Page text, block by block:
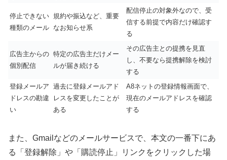
停止できない
種類のメール
規約や振込など、重要
なお知らせ系
配信停止の対象外なので、受
信する前提で内容だけ確認す
る
広告主からの
個別配信
特定の広告主だけメー
ルが届き続ける
その広告主との提携を見直
し、不要なら提携解除を検討
する
登録メールア
ドレスの勘違
い
過去に登録メールアド
レスを変更したことが
ある
A8ネットの登録情報画面で、
現在のメールアドレスを確認
する
また、Gmailなどのメールサービスで、本文の一番下にあ
る「登録解除」や「購読停止」リンクをクリックした場